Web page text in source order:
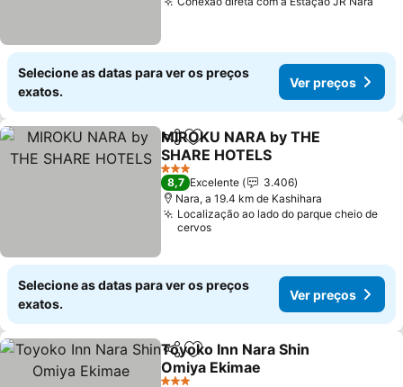
Selecione as datas para ver os preços
exatos.
Ver preços
PartilharAdicionar aos favoritos
MIROKU NARA by THE
SHARE HOTELS
3 Estrelas
8,7 Excelente
3.406
Nara, a 19.4 km de Kashihara
Localização ao lado do parque cheio de
cervos
Selecione as datas para ver os preços
exatos.
Ver preços
PartilharAdicionar aos favoritos
Toyoko Inn Nara Shin
Omiya Ekimae